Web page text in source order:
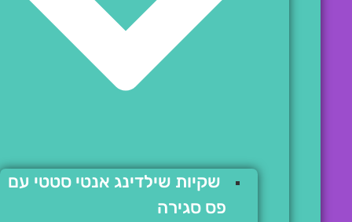
שקיות שילדינג אנטי סטטי עם
פס סגירה